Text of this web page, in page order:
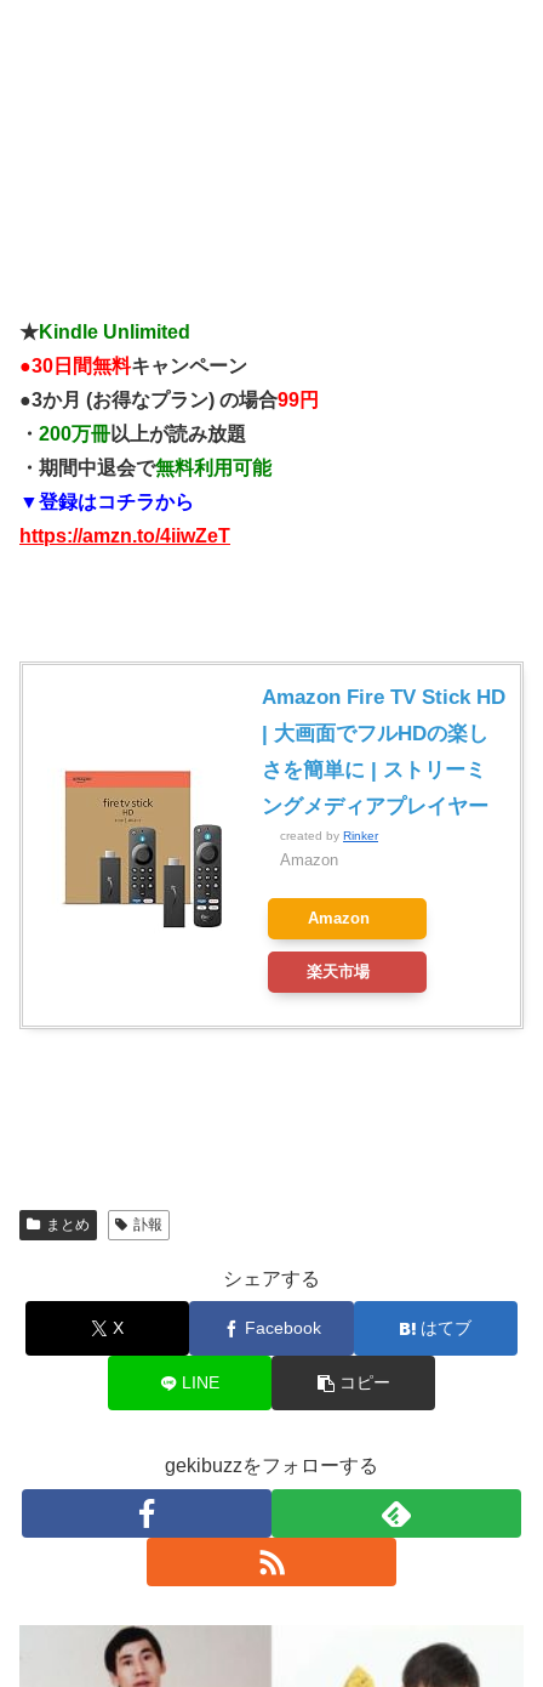
★Kindle Unlimited
●30日間無料キャンペーン
●3か月 (お得なプラン) の場合99円
・ 200万冊以上が読み放題
・期間中退会で無料利用可能
▼登録はコチラから
https://amzn.to/4iiwZeT
Amazon Fire TV Stick HD
| 大画面でフルHDの楽し
さを簡単に | ストリーミ
ングメディアプレイヤー
created by Rinker
Amazon
Amazon
楽天市場
まとめ 訃報
シェアする
X Facebook はてブ
LINE コピー
gekibuzzをフォローする